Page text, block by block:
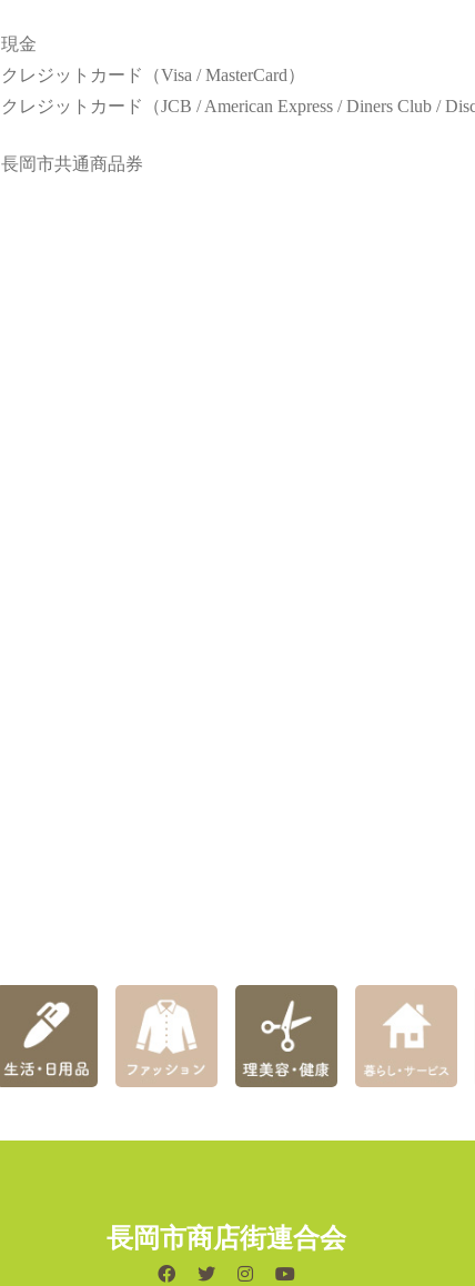
現金
クレジットカード（Visa / MasterCard）
クレジットカード（JCB / American Express / Diners Club /
長岡市共通商品券
長岡市商店街連合会